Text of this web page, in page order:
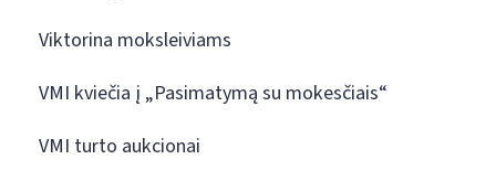
Viktorina moksleiviams
VMI kviečia į „Pasimatymą su mokesčiais“
VMI turto aukcionai